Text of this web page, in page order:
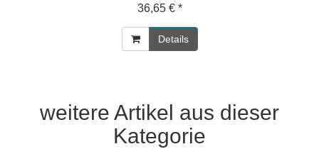
36,65 € *
Details
weitere Artikel aus dieser
Kategorie